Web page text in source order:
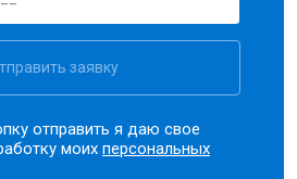
заявку
отправить я даю свое
моихперсональных